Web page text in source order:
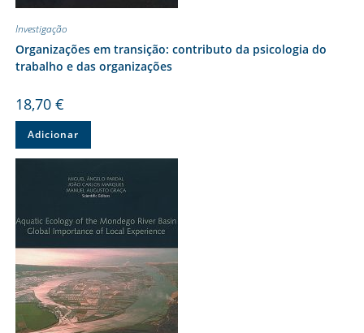
Investigação
Organizações em transição: contributo da psicologia do
trabalho e das organizações
18,70 €
Adicionar